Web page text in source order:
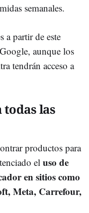
semanales.
a partir de este
aunque los
tendrán acceso a
las
productos para
el uso de
en sitios como
Meta, Carrefour,